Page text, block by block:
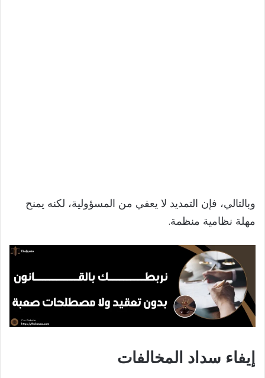
وبالتالي، فإن التمديد لا يعفي من المسؤولية، لكنه يمنح
مهلة نظامية منظمة.
إيفاء سداد المخالفات